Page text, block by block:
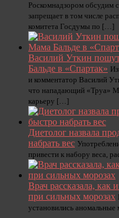
Роскомнадзором обсудим
запрещает в том числе
комитета Госдумы по […]
Василий Уткин
Бальде в «Спартак»
и комментатор Василий
что нападающий «Труа»
карьеру […]
Диетолог назвала
набрать вес
привести к набору веса,
Врач рассказала, как
при сильных морозах
установились аномальные